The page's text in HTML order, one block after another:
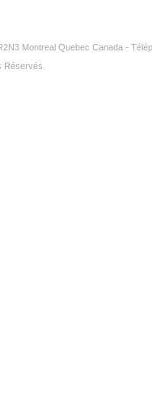
Montreal Quebec Canada -
Réservés.